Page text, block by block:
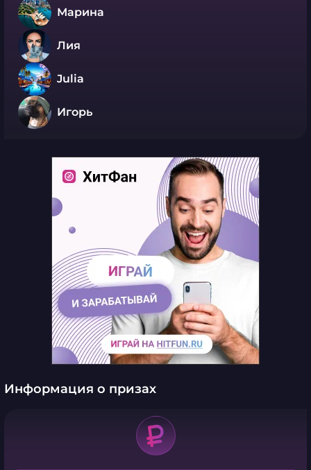
Марина
Лия
Julia
Игорь
Информация о призах